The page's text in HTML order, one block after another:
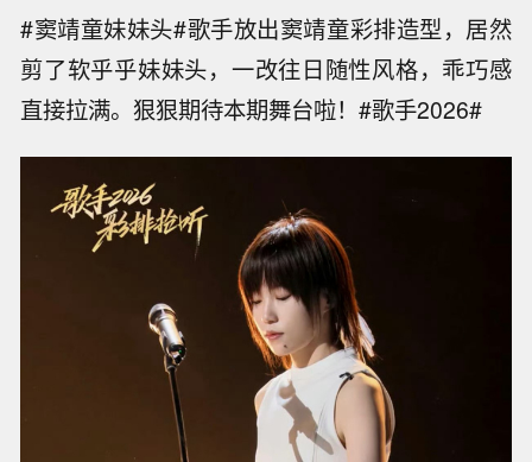
#窦靖童妹妹头#歌手放出窦靖童彩排造型，居然
剪了软乎乎妹妹头，一改往日随性风格，乖巧感
直接拉满。狠狠期待本期舞台啦！#歌手2026#